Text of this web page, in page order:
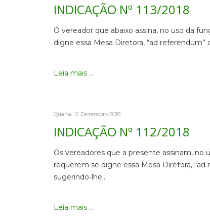
INDICAÇÃO Nº 113/2018
O vereador que abaixo assina, no uso da
digne essa Mesa Diretora, “ad
Leia mais ...
Quarta, 12 Dezembro 2018
INDICAÇÃO Nº 112/2018
Os vereadores que a presente assinam,
requerem se digne essa Mesa Diretora,
sugerindo-lhe…
Leia mais ...